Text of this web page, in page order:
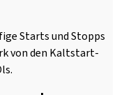
Starts und Stopps
von den Kaltstart-